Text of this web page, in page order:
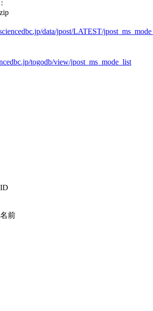
data/jpost/LATEST/
togodb/view/jpost_ms_mode_list
前